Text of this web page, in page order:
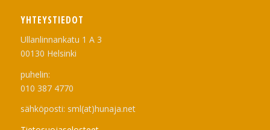
YHTEYSTIEDOT
Ullanlinnankatu 1 A 3
00130 Helsinki
puhelin:
010 387 4770
sähköposti: sml(at)hunaja.net